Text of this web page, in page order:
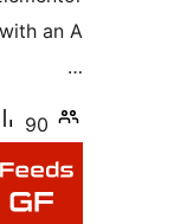
an A
…
90+ התקנות פעילות